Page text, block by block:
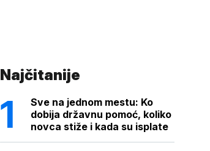
Najčitanije
Sve na jednom mestu: Ko
dobija državnu pomoć, koliko
novca stiže i kada su isplate